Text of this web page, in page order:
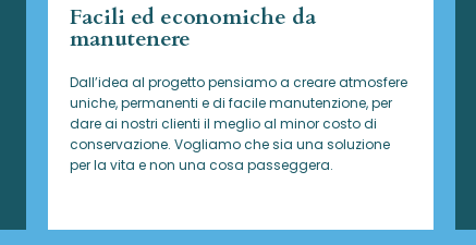
Facili ed economiche da
manutenere
Dall’idea al progetto pensiamo a creare atmosfere
uniche, permanenti e di facile manutenzione, per
dare ai nostri clienti il meglio al minor costo di
conservazione. Vogliamo che sia una soluzione
per la vita e non una cosa passeggera.